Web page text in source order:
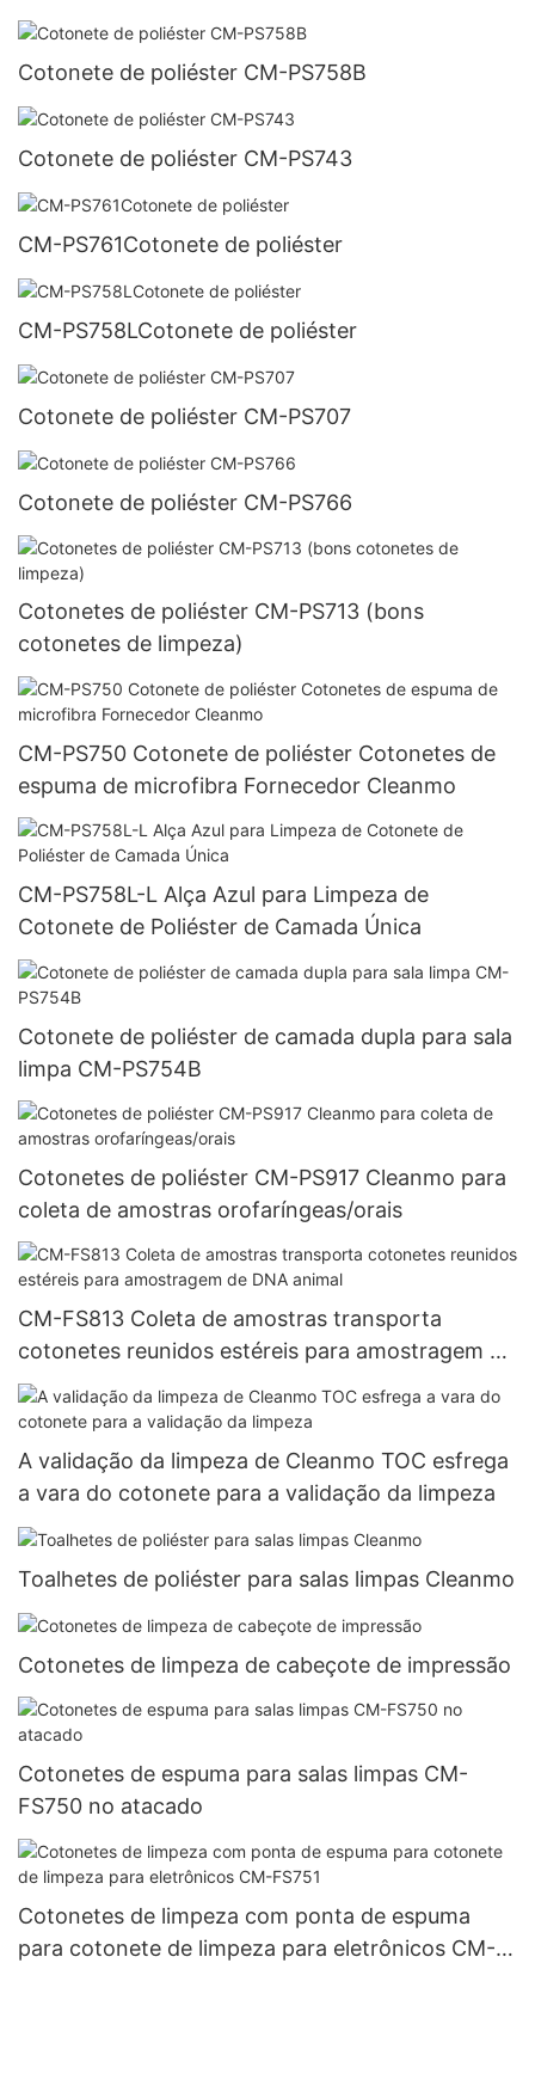
Cotonete de poliéster CM-PS758B
Cotonete de poliéster CM-PS743
CM-PS761Cotonete de poliéster
CM-PS758LCotonete de poliéster
Cotonete de poliéster CM-PS707
Cotonete de poliéster CM-PS766
Cotonetes de poliéster CM-PS713 (bons
cotonetes de limpeza)
CM-PS750 Cotonete de poliéster Cotonetes de
espuma de microfibra Fornecedor Cleanmo
CM-PS758L-L Alça Azul para Limpeza de
Cotonete de Poliéster de Camada Única
Cotonete de poliéster de camada dupla para sala
limpa CM-PS754B
Cotonetes de poliéster CM-PS917 Cleanmo para
coleta de amostras orofaríngeas/orais
CM-FS813 Coleta de amostras transporta
cotonetes reunidos estéreis para amostragem de
DNA animal
A validação da limpeza de Cleanmo TOC esfrega
a vara do cotonete para a validação da limpeza
Toalhetes de poliéster para salas limpas Cleanmo
Cotonetes de limpeza de cabeçote de impressão
Cotonetes de espuma para salas limpas CM-
FS750 no atacado
Cotonetes de limpeza com ponta de espuma
para cotonete de limpeza para eletrônicos CM-